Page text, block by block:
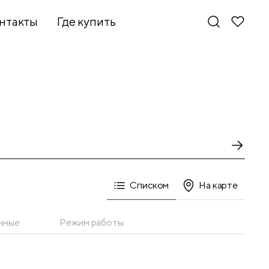
Где купить
Списком На карте
Режим работы